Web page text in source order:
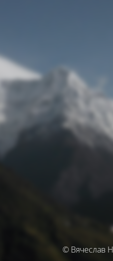
© Вячеслав